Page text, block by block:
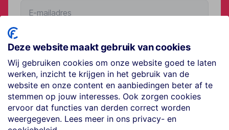
Volg ons op social media
Deze website maakt gebruik van cookies
Wij gebruiken cookies om onze website goed te laten
werken, inzicht te krijgen in het gebruik van de
website en onze content en aanbiedingen beter af te
stemmen op jouw interesses. Ook zorgen cookies
ervoor dat functies van derden correct worden
weergegeven. Lees meer in ons privacy- en